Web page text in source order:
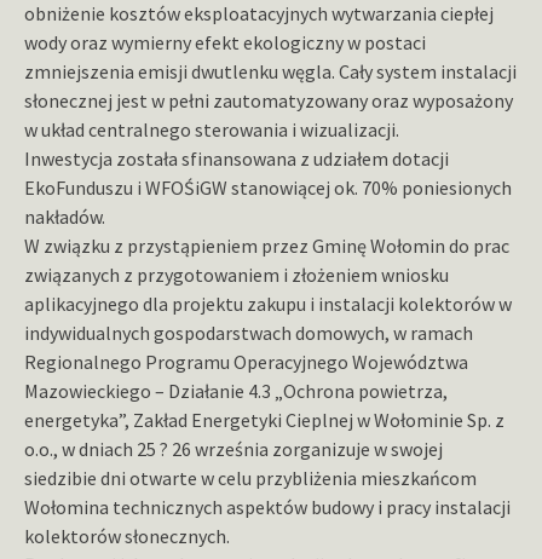
obniżenie kosztów eksploatacyjnych wytwarzania ciepłej
wody oraz wymierny efekt ekologiczny w postaci
zmniejszenia emisji dwutlenku węgla. Cały system instalacji
słonecznej jest w pełni zautomatyzowany oraz wyposażony
w układ centralnego sterowania i wizualizacji.
Inwestycja została sfinansowana z udziałem dotacji
EkoFunduszu i WFOŚiGW stanowiącej ok. 70% poniesionych
nakładów.
W związku z przystąpieniem przez Gminę Wołomin do prac
związanych z przygotowaniem i złożeniem wniosku
aplikacyjnego dla projektu zakupu i instalacji kolektorów w
indywidualnych gospodarstwach domowych, w ramach
Regionalnego Programu Operacyjnego Województwa
Mazowieckiego – Działanie 4.3 „Ochrona powietrza,
energetyka”, Zakład Energetyki Cieplnej w Wołominie Sp. z
o.o., w dniach 25 ? 26 września zorganizuje w swojej
siedzibie dni otwarte w celu przybliżenia mieszkańcom
Wołomina technicznych aspektów budowy i pracy instalacji
kolektorów słonecznych.